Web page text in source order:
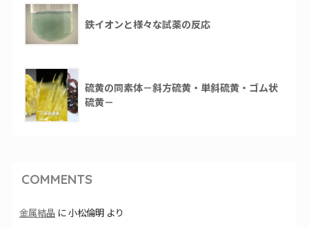
鉄イオンと様々な試薬の反応
硫黄の同素体－斜方硫黄・単斜硫黄・ゴム状
硫黄－
COMMENTS
金属結晶に小松倫明より